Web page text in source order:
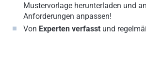
Mustervorlage herunterladen und
Anforderungen anpassen!
Von Experten verfasstund